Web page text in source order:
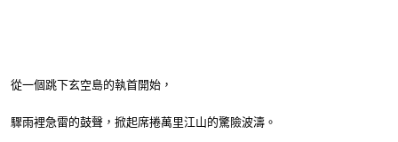
從一個跳下玄空島的執首開始，
驟雨裡急雷的鼓聲，掀起席捲萬里江山的驚險波濤。